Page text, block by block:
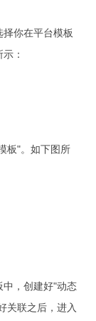
你在平台模板
：
板"。如下图所
中，创建好"动态
关联之后，进入